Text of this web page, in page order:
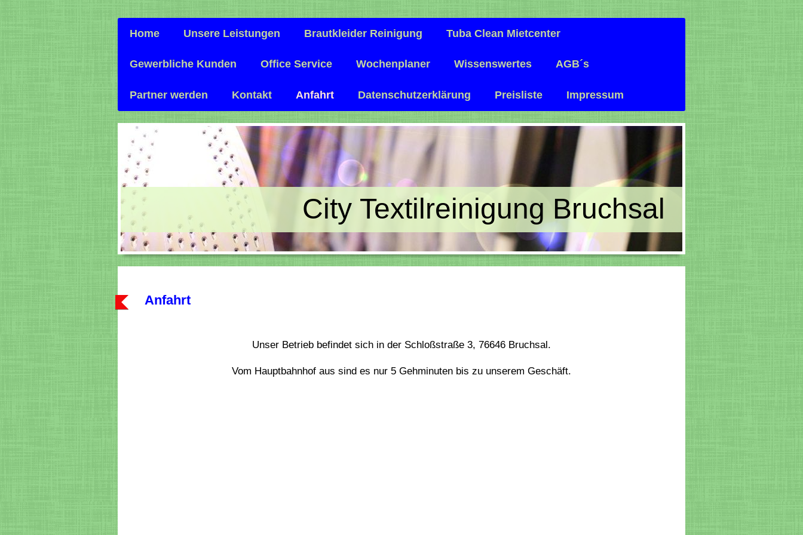
Home Unsere Leistungen Brautkleider Reinigung Tuba Clean Mietcenter
Gewerbliche Kunden Office Service Wochenplaner Wissenswertes AGB´s
Partner werden Kontakt Anfahrt Datenschutzerklärung Preisliste Impressum
City Textilreinigung Bruchsal
Anfahrt
Unser Betrieb befindet sich in der Schloßstraße 3, 76646 Bruchsal.
Vom Hauptbahnhof aus sind es nur 5 Gehminuten bis zu unserem Geschäft.